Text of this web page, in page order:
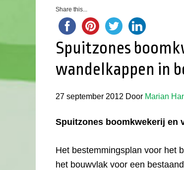
Share this...
Spuitzones
wandelkappen in
27 september 2012 Door Marian
Spuitzones boomkwekerij en
Het bestemmingsplan voor het
het bouwvlak voor een